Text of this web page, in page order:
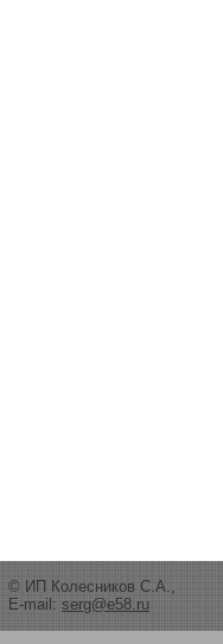
© ИП Колесников С.А.,
E-mail: serg@e58.ru